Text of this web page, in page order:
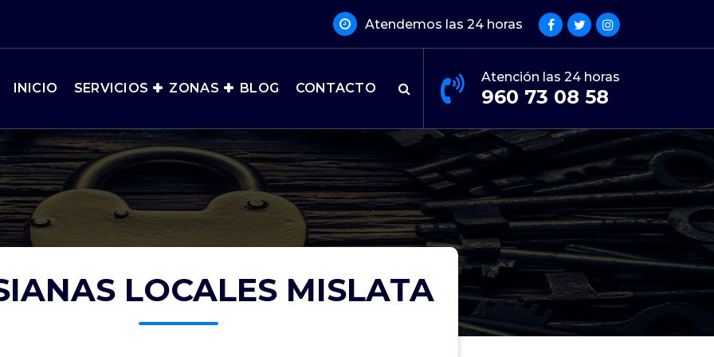
Atendemos las 24 horas
INICIO SERVICIOS ZONAS BLOG CONTACTO
Atención las 24 horas
960 73 08 58
LOCALES MISLATA